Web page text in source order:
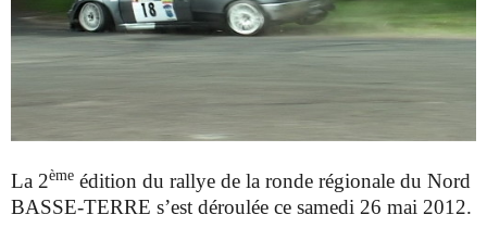
La 2ème édition du rallye de la ronde régionale du Nord
BASSE-TERRE s’est déroulée ce samedi 26 mai 2012.